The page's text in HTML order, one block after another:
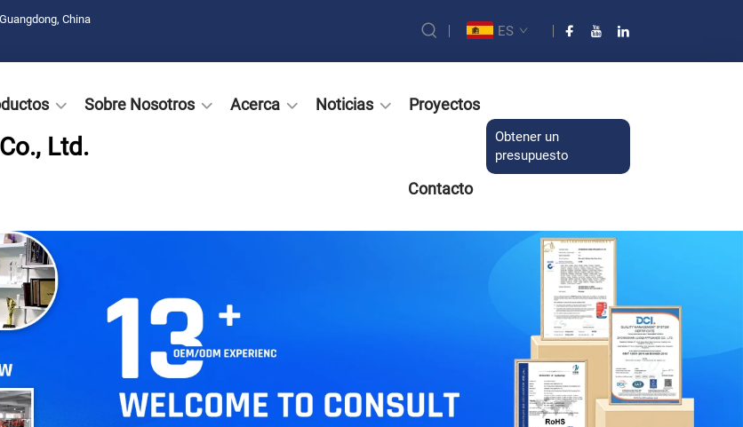
China
ES
Ltd.
Sobre Nosotros Acerca Noticias Proyectos
Contacto
Obtener un
presupuesto